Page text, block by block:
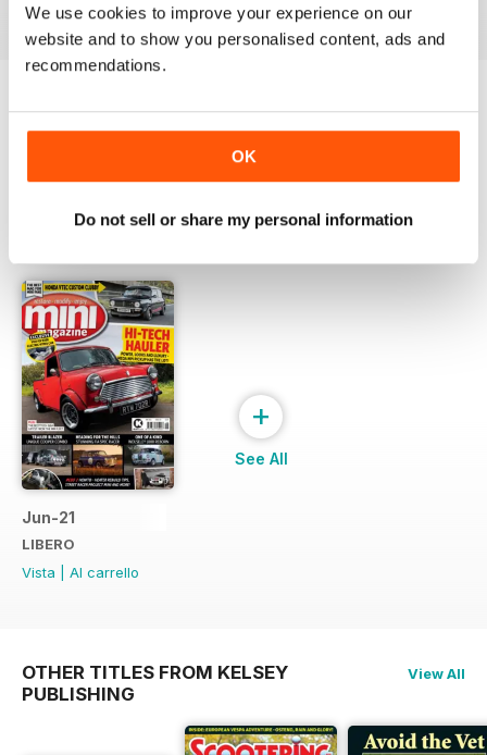
We use cookies to improve your experience on our
website and to show you personalised content, ads and
recommendations.
OK
Do not sell or share my personal information
Provate uncampione gratuitodi Mini
Magazine
Jun-21
LIBERO
Vista
Al carrello
+
See All
OTHER TITLES FROM KELSEY
PUBLISHING
View All